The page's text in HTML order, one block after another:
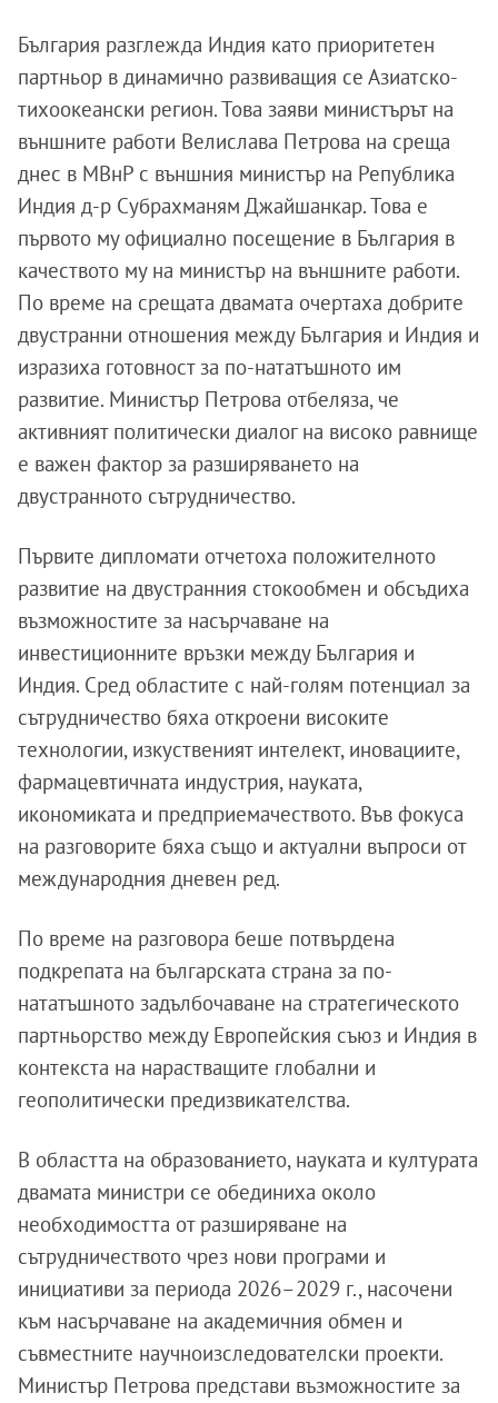
България разглежда Индия като приоритетен
партньор в динамично развиващия се Азиатско-
тихоокеански регион. Това заяви министърът на
външните работи Велислава Петрова на среща
днес в МВнР с външния министър на Република
Индия д-р Субрахманям Джайшанкар. Това е
първото му официално посещение в България в
качеството му на министър на външните работи.
По време на срещата двамата очертаха добрите
двустранни отношения между България и Индия и
изразиха готовност за по-нататъшното им
развитие. Министър Петрова отбеляза, че
активният политически диалог на високо равнище
е важен фактор за разширяването на
двустранното сътрудничество.
Първите дипломати отчетоха положителното
развитие на двустранния стокообмен и обсъдиха
възможностите за насърчаване на
инвестиционните връзки между България и
Индия. Сред областите с най-голям потенциал за
сътрудничество бяха откроени високите
технологии, изкуственият интелект, иновациите,
фармацевтичната индустрия, науката,
икономиката и предприемачеството. Във фокуса
на разговорите бяха също и актуални въпроси от
международния дневен ред.
По време на разговора беше потвърдена
подкрепата на българската страна за по-
нататъшното задълбочаване на стратегическото
партньорство между Европейския съюз и Индия в
контекста на нарастващите глобални и
геополитически предизвикателства.
В областта на образованието, науката и културата
двамата министри се обединиха около
необходимостта от разширяване на
сътрудничеството чрез нови програми и
инициативи за периода 2026–2029 г., насочени
към насърчаване на академичния обмен и
съвместните научноизследователски проекти.
Министър Петрова представи възможностите за